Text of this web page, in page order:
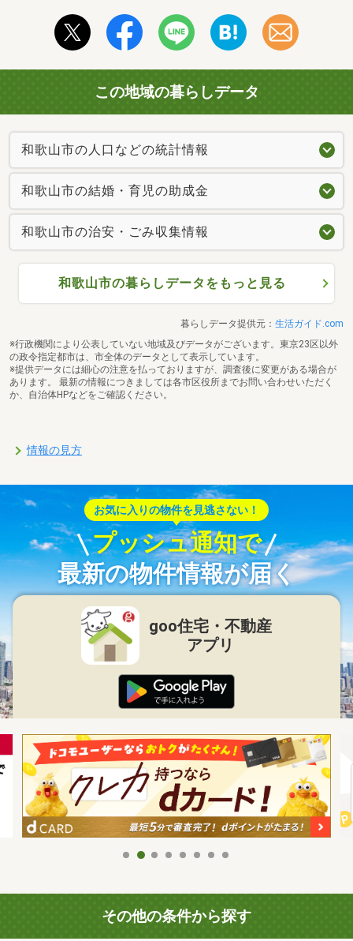
この地域の暮らしデータ
和歌山市の人口などの統計情報
和歌山市の結婚・育児の助成金
和歌山市の治安・ごみ収集情報
和歌山市の暮らしデータをもっと見る
暮らしデータ提供元： 生活ガイド.com
※行政機関により公表していない地域及びデータがございます。東京23区以外
の政令指定都市は、市全体のデータとして表示しています。
※提供データには細心の注意を払っておりますが、調査後に変更がある場合が
あります。 最新の情報につきましては各市区役所までお問い合わせいただく
か、自治体HPなどをご確認ください。
情報の見方
お気に入りの物件を見逃さない！
プッシュ通知で
最新の物件情報が届く
goo住宅・不動産
アプリ
その他の条件から探す